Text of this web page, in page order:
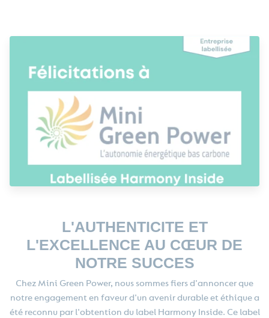
L'AUTHENTICITE ET
L'EXCELLENCE AU CŒUR DE
NOTRE SUCCES
Chez Mini Green Power, nous sommes fiers d'annoncer que
notre engagement en faveur d'un avenir durable et éthique a
été reconnu par l'obtention du label Harmony Inside. Ce label